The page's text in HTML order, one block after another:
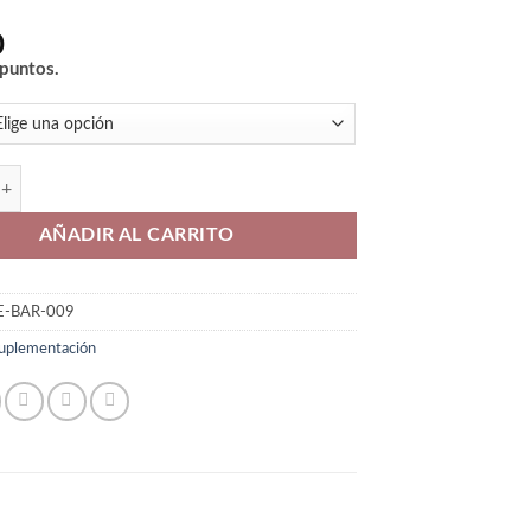
puntos.
ENTRENO cantidad
AÑADIR AL CARRITO
BAR-009